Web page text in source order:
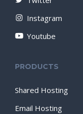
Instagram
Youtube
PRODUCTS
Shared Hosting
Email Hosting